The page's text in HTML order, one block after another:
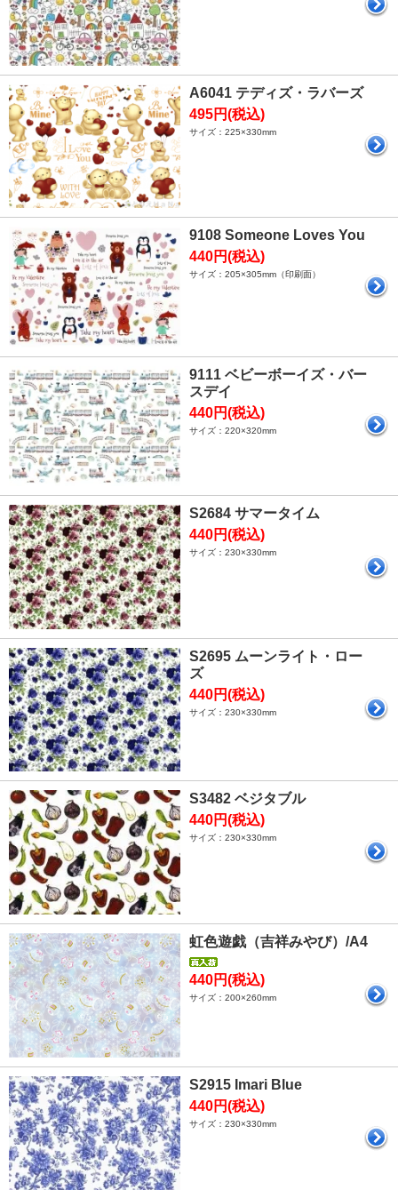
A6041 テディズ・ラバーズ
495円(税込)
サイズ：225×330mm
9108 Someone Loves You
440円(税込)
サイズ：205×305mm（印刷面）
9111 ベビーボーイズ・バー
スデイ
440円(税込)
サイズ：220×320mm
S2684 サマータイム
440円(税込)
サイズ：230×330mm
S2695 ムーンライト・ロー
ズ
440円(税込)
サイズ：230×330mm
S3482 ベジタブル
440円(税込)
サイズ：230×330mm
虹色遊戯（吉祥みやび）/A4
440円(税込)
サイズ：200×260mm
S2915 Imari Blue
440円(税込)
サイズ：230×330mm